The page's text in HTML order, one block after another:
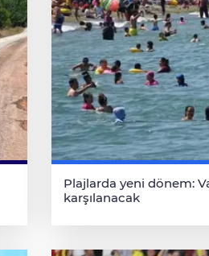
Plajlarda yeni dönem:
karşılanacak